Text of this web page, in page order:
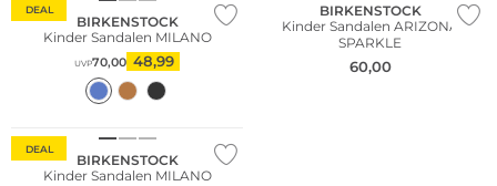
DEAL
BIRKENSTOCK
Kinder Sandalen MILANO
UVP70,00 48,99
BIRKENSTOCK
Kinder Sandalen ARIZONA
SPARKLE
60,00
DEAL
BIRKENSTOCK
Kinder Sandalen MILANO